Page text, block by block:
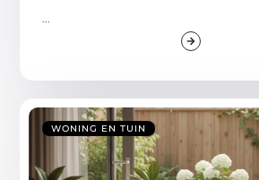
...
WONING EN TUIN